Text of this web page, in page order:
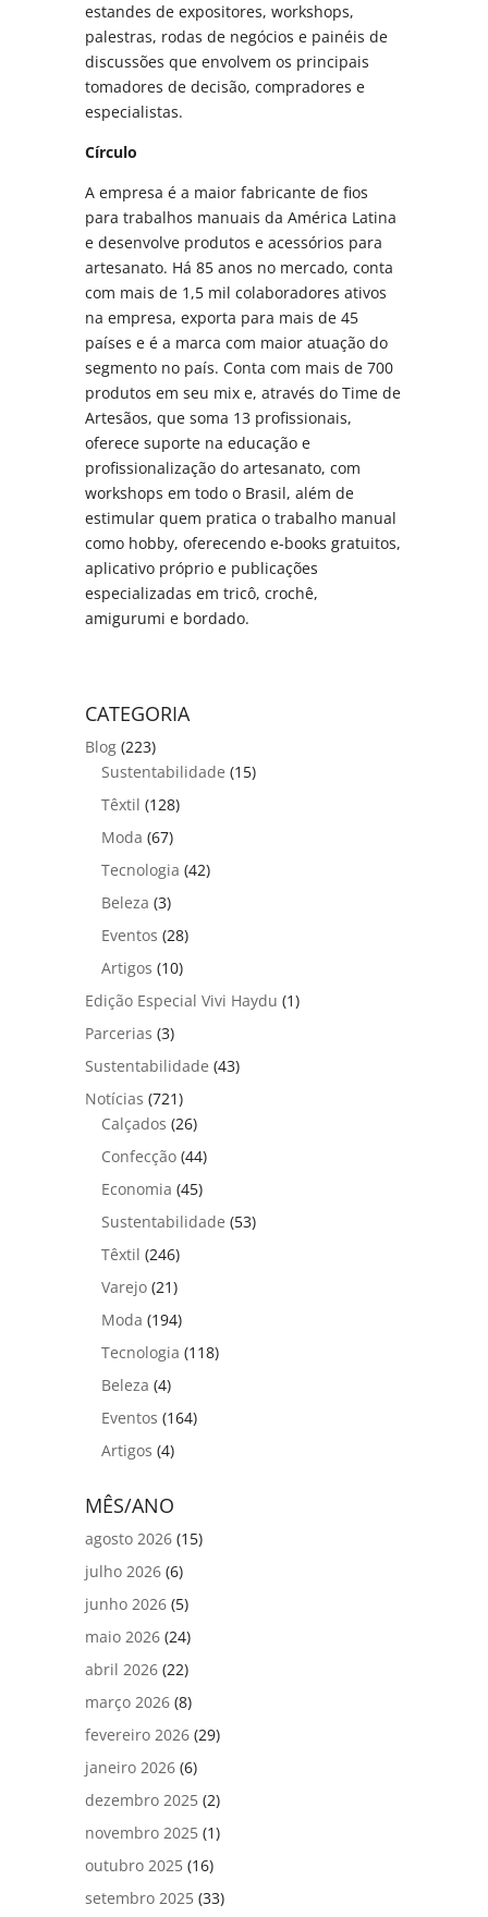
estandes de expositores, workshops,
palestras, rodas de negócios e painéis de
discussões que envolvem os principais
tomadores de decisão, compradores e
especialistas.
Círculo
A empresa é a maior fabricante de fios
para trabalhos manuais da América Latina
e desenvolve produtos e acessórios para
artesanato. Há 85 anos no mercado, conta
com mais de 1,5 mil colaboradores ativos
na empresa, exporta para mais de 45
países e é a marca com maior atuação do
segmento no país. Conta com mais de 700
produtos em seu mix e, através do Time de
Artesãos, que soma 13 profissionais,
oferece suporte na educação e
profissionalização do artesanato, com
workshops em todo o Brasil, além de
estimular quem pratica o trabalho manual
como hobby, oferecendo e-books gratuitos,
aplicativo próprio e publicações
especializadas em tricô, crochê,
amigurumi e bordado.
CATEGORIA
Blog (223)
Sustentabilidade (15)
Têxtil (128)
Moda (67)
Tecnologia (42)
Beleza (3)
Eventos (28)
Artigos (10)
Edição Especial Vivi Haydu (1)
Parcerias (3)
Sustentabilidade (43)
Notícias (721)
Calçados (26)
Confecção (44)
Economia (45)
Sustentabilidade (53)
Têxtil (246)
Varejo (21)
Moda (194)
Tecnologia (118)
Beleza (4)
Eventos (164)
Artigos (4)
MÊS/ANO
agosto 2026 (15)
julho 2026 (6)
junho 2026 (5)
maio 2026 (24)
abril 2026 (22)
março 2026 (8)
fevereiro 2026 (29)
janeiro 2026 (6)
dezembro 2025 (2)
novembro 2025 (1)
outubro 2025 (16)
setembro 2025 (33)